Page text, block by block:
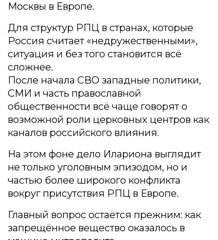
Москвы в Европе.
Для структур РПЦ в странах, которые
Россия считает «недружественными»,
ситуация и без того становится всё
сложнее.
После начала СВО западные политики,
СМИ и часть православной
общественности всё чаще говорят о
возможной роли церковных центров как
каналов российского влияния.
На этом фоне дело Илариона выглядит
не только уголовным эпизодом, но и
частью более широкого конфликта
вокруг присутствия РПЦ в Европе.
Главный вопрос остаётся прежним: как
запрещённое вещество оказалось в